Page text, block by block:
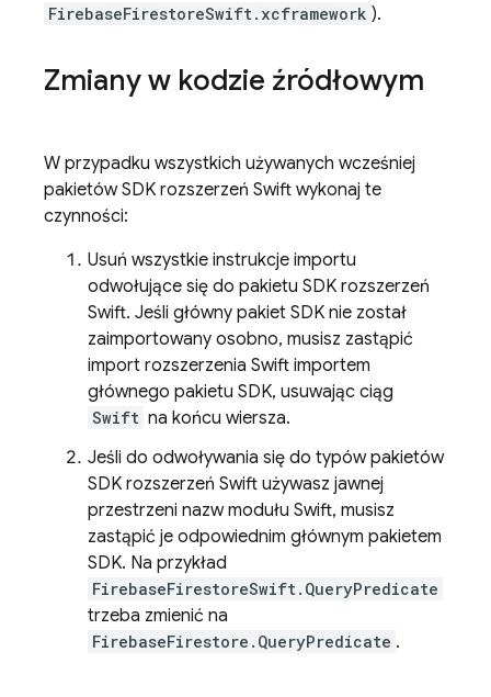
FirebaseFirestoreSwift.xcframework ).
Zmiany w kodzie źródłowym
W przypadku wszystkich używanych wcześniej
pakietów SDK rozszerzeń Swift wykonaj te
czynności:
Usuń wszystkie instrukcje importu
odwołujące się do pakietu SDK rozszerzeń
Swift. Jeśli główny pakiet SDK nie został
zaimportowany osobno, musisz zastąpić
import rozszerzenia Swift importem
głównego pakietu SDK, usuwając ciąg
Swift na końcu wiersza.
Jeśli do odwoływania się do typów pakietów
SDK rozszerzeń Swift używasz jawnej
przestrzeni nazw modułu Swift, musisz
zastąpić je odpowiednim głównym pakietem
SDK. Na przykład
FirebaseFirestoreSwift.QueryPredicate
trzeba zmienić na
FirebaseFirestore.QueryPredicate .